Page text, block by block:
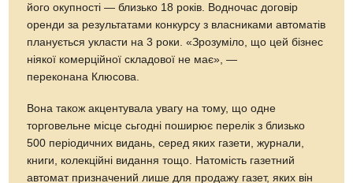
його окупності — близько 18 років. Водночас договір
оренди за результатами конкурсу з власниками автоматів
планується укласти на 3 роки. «Зрозуміло, що цей бізнес
ніякої комерційної складової не має», —
переконана Клюсова.
Вона також акцентувала увагу на тому, що одне
торговельне місце сьгодні поширює перелік з близько
500 періодичних видань, серед яких газети, журнали,
книги, колекційні видання тощо. Натомість газетний
автомат призначений лише для продажу газет, яких він